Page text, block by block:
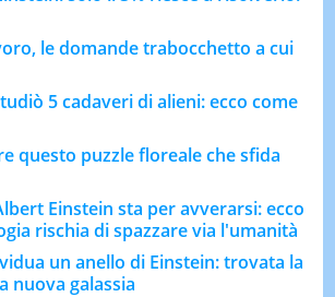
le domande trabocchetto a cui
5 cadaveri di alieni: ecco come
questo puzzle floreale che sfida
Einstein sta per avverarsi: ecco
rischia di spazzare via l'umanità
un anello di Einstein: trovata la
nuova galassia